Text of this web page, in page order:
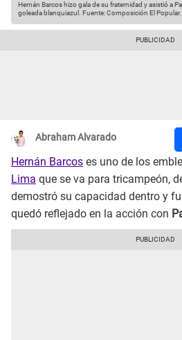
Hernán Barcos hizo gala de su fraternidad y asistió a
goleada blanquiazul. Fuente: Composición El Popular.
Abraham Alvarado
Hernán Barcos es uno de los
Lima que se va para tricampeón,
demostró su capacidad dentro y
quedó reflejado en la acción con